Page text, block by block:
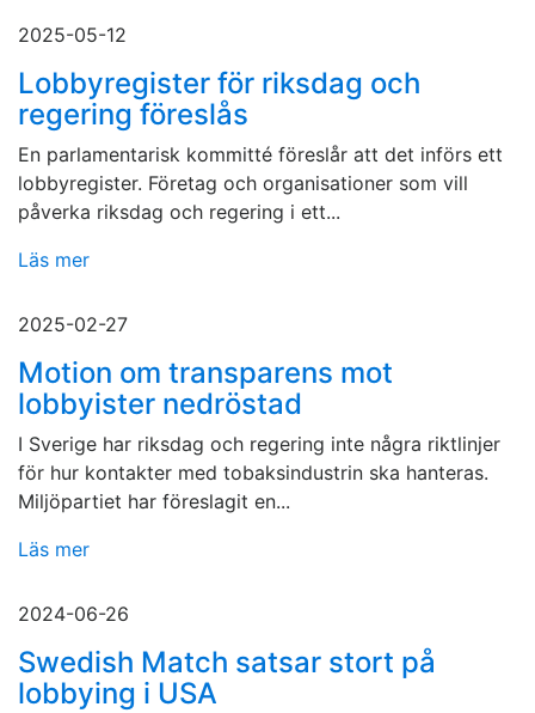
2025-05-12
Lobbyregister för riksdag och
regering föreslås
En parlamentarisk kommitté föreslår att det införs ett
lobbyregister. Företag och organisationer som vill
påverka riksdag och regering i ett...
Läs mer
2025-02-27
Motion om transparens mot
lobbyister nedröstad
I Sverige har riksdag och regering inte några riktlinjer
för hur kontakter med tobaksindustrin ska hanteras.
Miljöpartiet har föreslagit en...
Läs mer
2024-06-26
Swedish Match satsar stort på
lobbying i USA